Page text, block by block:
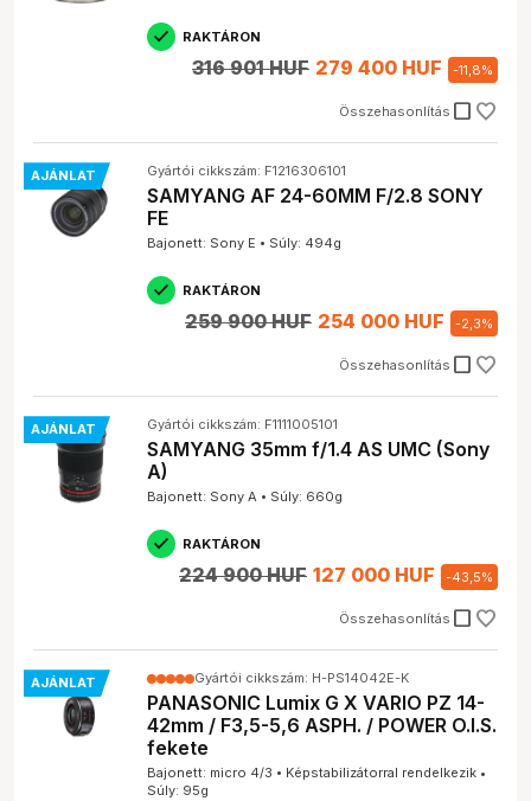
RAKTÁRON
Összehasonlítás check_box_outline_blank
316 901 HUF 279 400 HUF -11,8%
AJÁNLAT Gyártói cikkszám: F1216306101
SAMYANG AF 24-60MM F/2.8 SONY
FE
Bajonett: Sony E • Súly: 494g
RAKTÁRON
Összehasonlítás check_box_outline_blank
259 900 HUF 254 000 HUF -2,3%
AJÁNLAT Gyártói cikkszám: F1111005101
SAMYANG 35mm f/1.4 AS UMC (Sony
A)
Bajonett: Sony A • Súly: 660g
RAKTÁRON
Összehasonlítás check_box_outline_blank
224 900 HUF 127 000 HUF -43,5%
AJÁNLAT Gyártói cikkszám: H-PS14042E-K
PANASONIC Lumix G X VARIO PZ 14-
42mm / F3,5-5,6 ASPH. / POWER O.I.S.
fekete
Bajonett: micro 4/3 • Képstabilizátorral rendelkezik •
Súly: 95g